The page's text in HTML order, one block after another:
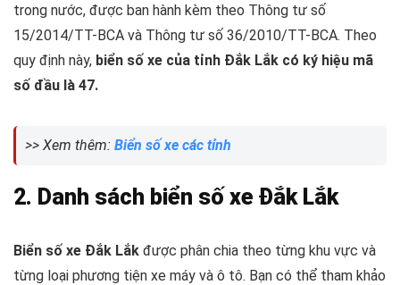
trong nước, được ban hành kèm theo Thông tư số
15/2014/TT-BCA và Thông tư số 36/2010/TT-BCA. Theo
quy định này, biển số xe của tỉnh Đắk Lắk có ký hiệu mã
số đầu là 47.
>> Xem thêm: Biển số xe các tỉnh
2. Danh sách biển số xe Đắk Lắk
Biển số xe Đắk Lắk được phân chia theo từng khu vực và
từng loại phương tiện xe máy và ô tô. Bạn có thể tham khảo